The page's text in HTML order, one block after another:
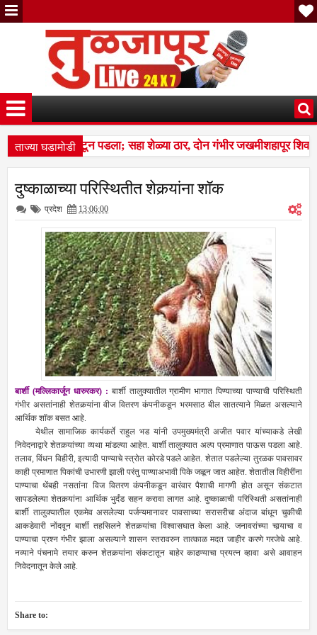
ताज्या घडामोडी
कळप शेळ्यांवर तुटून पडला; सहा शेळ्या ठार, दोन गंभीर जखमीशहापूर
बस देतो' म्हणत १७ लाखांचा गंडा; तुळजापूर तालुक्यातील दाम्पत्याची
कळप शेळ्यांवर तुटून पडला; सहा शेळ्या ठार, दोन गंभीर जखमीशहापूर
दुष्काळाच्या परिस्थितीत शेकर्‍यांना शॉक
प्रदेश 13:06:00
बार्शी (मल्लिकार्जून धारुरकर) : बार्शी तालुक्यातील ग्रामीण भागात पिण्‍याच्‍या पाण्याची परिस्थिती
गंभीर असतांनाही शेतकर्‍यांना वीज वितरण कंपनीकडून भरमसाठ बील सातत्याने मिळत असल्‍याने
आर्थिक शॉक बसत आहे.
येथील सामाजिक कार्यकर्ते राहुल भड यांनी उपमुख्यमंत्री अजीत पवार यांच्याकडे लेखी
निवेदनाद्वारे शेतकर्‍यांच्या व्यथा मांडल्या आहेत. बार्शी तालुक्यात अल्प प्रमाणात पाऊस पडला आहे.
तलाव, विंधन विहीरी, इत्यादी पाण्याचे स्त्रोत कोरडे पडले आहेत. शेतात पडलेल्या तुरळक पावसावर
काही प्रमाणात पिकांची उभारणी झाली परंतु पाण्याअभावी पिके जळून जात आहेत. शेतातील विहीरींना
पाण्याचा थेंबही नसतांना विज वितरण कंपनीकडून वारंवार पैशाची मागणी होत असून संकटात
सापडलेल्या शेतकर्‍यांना आर्थिक भुर्दंड सहन करावा लागत आहे. दुष्काळाची परिस्थिती असतांनाही
बार्शी तालुक्यातील एकमेव असलेल्या पर्जन्यमानावर पावसाच्या सरासरीचा अंदाज बांधून चुकीची
आकडेवारी नोंदवून बार्शी तहसिलने शेतकर्‍यांचा विश्वासघात केला आहे. जनावरांच्या चार्‍याचा व
पाण्याचा प्रश्न गंभीर झाला असल्याने शासन स्तरावरुन तात्काळ मदत जाहीर करणे गरजेचे आहे.
नव्याने पंचनामे तयार करुन शेतकर्‍यांना संकटातून बाहेर काढण्याचा प्रयत्न व्हावा असे आवाहन
निवेदनातून केले आहे.
Share to: